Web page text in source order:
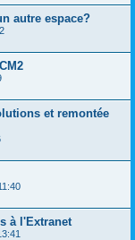
autre espace?
et remontée
à l'Extranet